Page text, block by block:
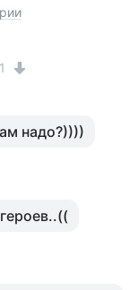
1
надо?))))